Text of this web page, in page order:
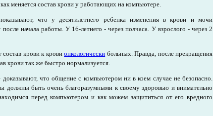
меняется состав крови у работающих на компьютере.
что у десятилетнего ребенка изменения в крови и мочи
начала работы. У 16-летнего - через полчаса. У взрослого - через 2
крови к кровионкологически больных. Правда, после прекращения
крови так же быстро нормализуется.
что общение с компьютером ни в коем случае не безопасно.
должны быть очень благоразумными к своему здоровью и внимательно
перед компьютером и как можем защититься от его вредного